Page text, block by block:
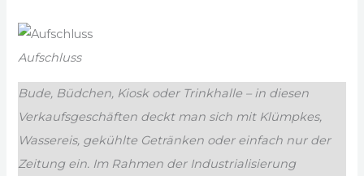
Aufschluss
Bude, Büdchen, Kiosk oder Trinkhalle – in diesen
Verkaufsgeschäften deckt man sich mit Klümpkes,
Wassereis, gekühlte Getränken oder einfach nur der
Zeitung ein. Im Rahmen der Industrialisierung